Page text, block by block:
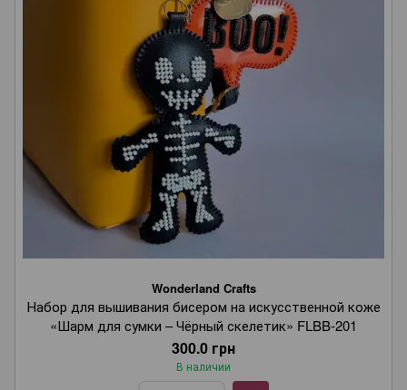
Wonderland Crafts
Набор для вышивания бисером на искусственной коже
«Шарм для сумки – Чёрный скелетик» FLBB-201
300.0 грн
В наличии